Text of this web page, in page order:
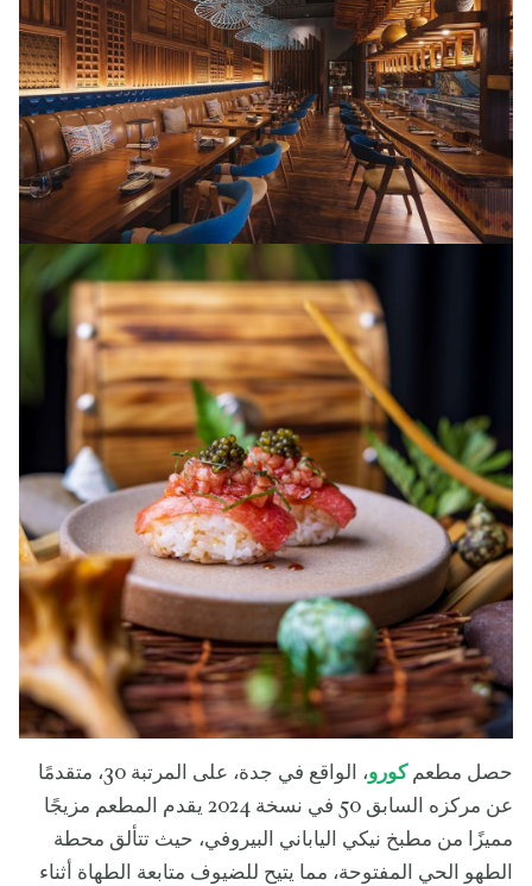
حصل مطعم كورو
، الواقع في جدة، على المرتبة 30، متقدمًا
عن مركزه السابق 50 في نسخة 2024 يقدم المطعم مزيجًا
مميزًا من مطبخ نيكي الياباني البيروفي، حيث تتألق محطة
الطهو الحي المفتوحة، مما يتيح للضيوف متابعة الطهاة أثناء